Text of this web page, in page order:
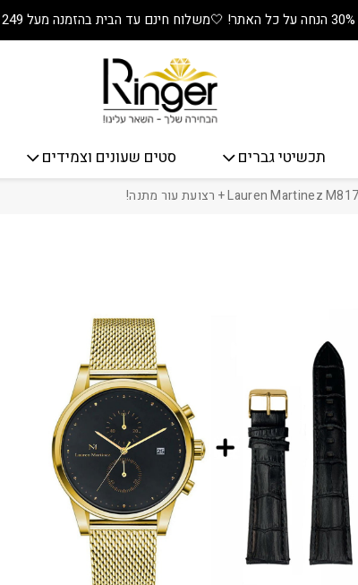
משלוח חינם עד הבית בהזמנה מעל 249 ש"ח! • מתנה שווה בכל קנייה! 🎁
תכשיטי גברים סטים שעונים וצמידים